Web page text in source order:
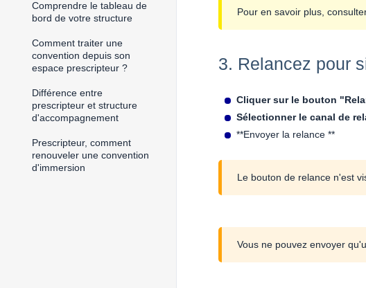
Comprendre le tableau de
bord de votre structure
Comment traiter une
convention depuis son
espace prescripteur ?
Différence entre
prescripteur et structure
d'accompagnement
Prescripteur, comment
renouveler une convention
d'immersion
Pour en savoir plus,
3. Relancez pour
Cliquer sur le bouton
Sélectionner le canal de
**Envoyer la relance **
Le bouton de relance n'est
Vous ne pouvez envoyer